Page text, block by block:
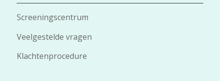
Screeningscentrum
Veelgestelde vragen
Klachtenprocedure